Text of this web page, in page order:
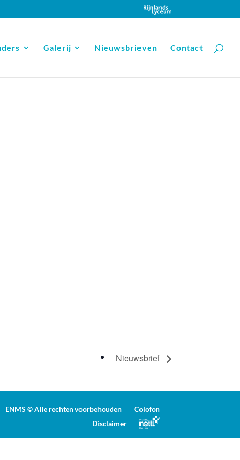
Galerij Nieuwsbrieven Contact
Nieuwsbrief
ENMS © Alle rechten voorbehouden
Colofon
Disclaimer